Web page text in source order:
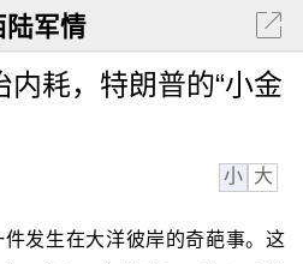
陆军情
耗，特朗普的“小金
小 大
发生在大洋彼岸的奇葩事。这